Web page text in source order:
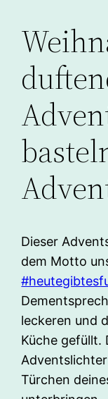
Dieser
dem Motto
leckeren und
Küche gefüllt.
Türchen